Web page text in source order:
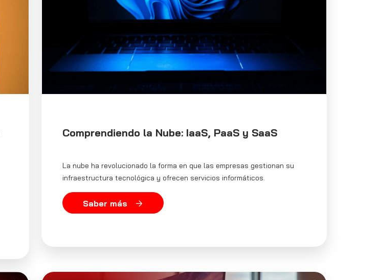
Comprendiendo la Nube: IaaS, PaaS y SaaS
La nube ha revolucionado la forma en que las empresas gestionan su
infraestructura tecnológica y ofrecen servicios informáticos.
Saber más